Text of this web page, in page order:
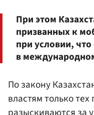
При этом
призванных к
при условии,
в
По закону
властям только